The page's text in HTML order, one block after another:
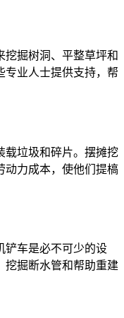
挖掘树洞、平整草坪和
专业人士提供支持，帮
载垃圾和碎片。摆摊挖
动力成本，使他们提槁
铲车是必不可少的设
挖掘断水管和帮助重建